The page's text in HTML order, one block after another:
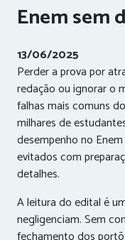
Enem sem
13/06/2025
Perder a prova por
redação ou ignorar o
falhas mais comuns
milhares de
desempenho no
evitados com
detalhes.
A leitura do edital é
negligenciam. Sem